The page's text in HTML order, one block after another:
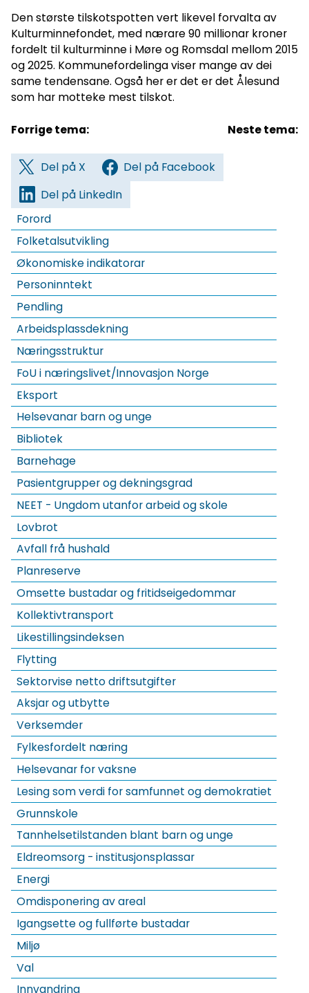
Den største tilskotspotten vert likevel forvalta av
Kulturminnefondet, med nærare 90 millionar kroner
fordelt til kulturminne i Møre og Romsdal mellom 2015
og 2025. Kommunefordelinga viser mange av dei
same tendensane. Også her er det er det Ålesund
som har motteke mest tilskot.
Forrige tema: Neste tema:
Del på X
Del på Facebook
Del på LinkedIn
Forord
Folketalsutvikling
Økonomiske indikatorar
Personinntekt
Pendling
Arbeidsplassdekning
Næringsstruktur
FoU i næringslivet/Innovasjon Norge
Eksport
Helsevanar barn og unge
Bibliotek
Barnehage
Pasientgrupper og dekningsgrad
NEET - Ungdom utanfor arbeid og skole
Lovbrot
Avfall frå hushald
Planreserve
Omsette bustadar og fritidseigedommar
Kollektivtransport
Likestillingsindeksen
Flytting
Sektorvise netto driftsutgifter
Aksjar og utbytte
Verksemder
Fylkesfordelt næring
Helsevanar for vaksne
Lesing som verdi for samfunnet og demokratiet
Grunnskole
Tannhelsetilstanden blant barn og unge
Eldreomsorg - institusjonsplassar
Energi
Omdisponering av areal
Igangsette og fullførte bustadar
Miljø
Val
Innvandring